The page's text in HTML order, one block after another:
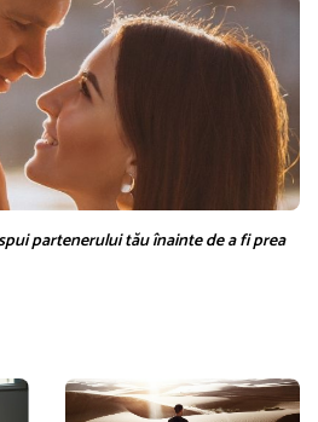
partenerului tău înainte de a fi prea